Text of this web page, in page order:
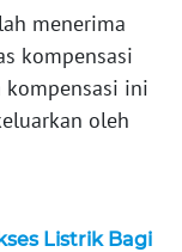
menerima
kompensasi
ini
oleh
Listrik Bagi